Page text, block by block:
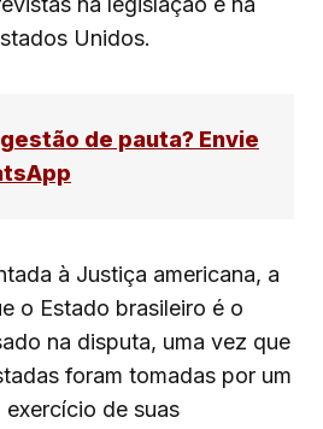
Unidos.
de pauta? Envie
à Justiça americana, a
o Estado brasileiro é o
na disputa, uma vez que
foram tomadas por um
de suas